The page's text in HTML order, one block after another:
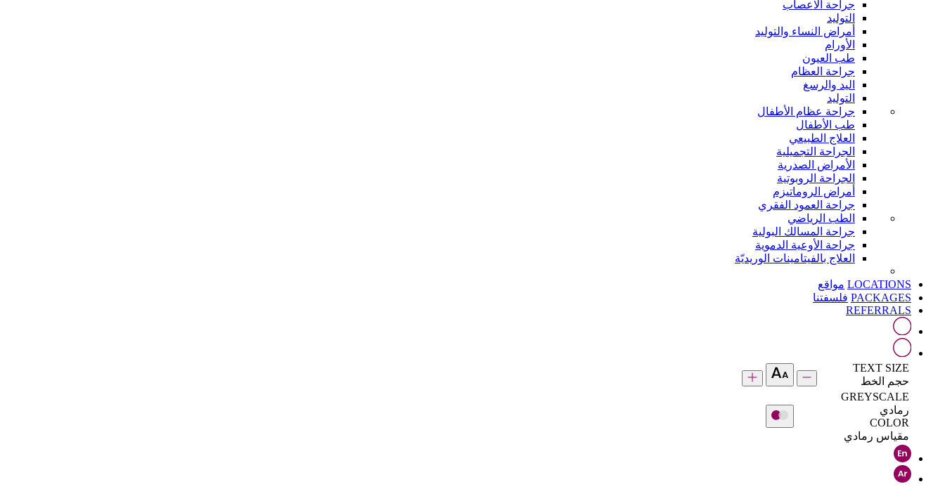
جراحة الاعصاب
التوليد
أمراض النساء والتوليد
الأورام
طب العيون
جراحة العظام
اليد والرسغ
التوليد
جراحة عظام الأطفال
طب الأطفال
العلاج الطبيعي
الجراحة التجميلية
الأمراض الصدرية
الجراحة الروبوتية
أمراض الروماتيزم
جراحة العمود الفقري
الطب الرياضي
جراحة المسالك البولية
جراحة الأوعية الدموية
العلاج بالفيتامينات الوريديّة
LOCATIONS مواقع
PACKAGES فلسفتنا
REFERRALS
TEXT SIZE
حجم الخط
GREYSCALE
رمادي
COLOR
مقياس رمادي